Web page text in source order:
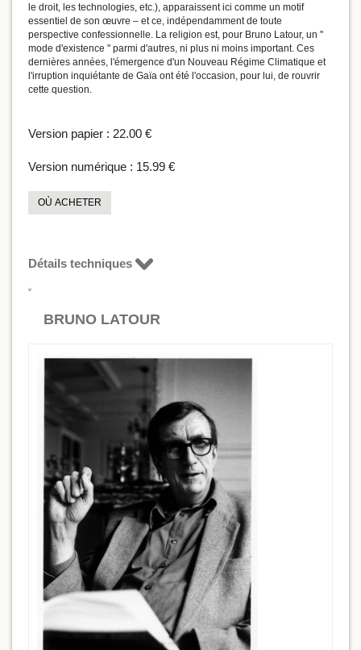
le droit, les technologies, etc.), apparaissent ici comme un motif
essentiel de son œuvre – et ce, indépendamment de toute
perspective confessionnelle. La religion est, pour Bruno Latour, un "
mode d'existence " parmi d'autres, ni plus ni moins important. Ces
dernières années, l'émergence d'un Nouveau Régime Climatique et
l'irruption inquiétante de Gaïa ont été l'occasion, pour lui, de rouvrir
cette question.
Version papier : 22.00 €
Version numérique : 15.99 €
OÙ ACHETER
Détails techniques
BRUNO LATOUR